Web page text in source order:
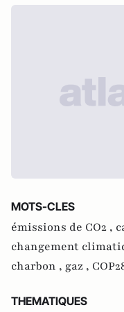
MOTS-CLES
émissions de CO2 ,
changement
charbon , gaz ,
THEMATIQUES